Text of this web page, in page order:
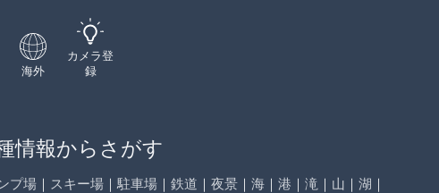
海外
カメラ登
録
情報からさがす
プ場 ｜ スキー場 ｜ 駐車場 ｜ 鉄道 ｜ 夜景 ｜ 海 ｜ 港 ｜ 滝 ｜ 山 ｜ 湖 ｜